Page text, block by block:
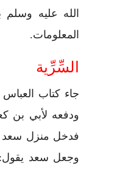
الله عليه وسلم
المعلومات.
السِّرِّية
جاء كتاب
ودفعه لأبي بن
فدخل منزل سعد
وجعل سعد يقول: